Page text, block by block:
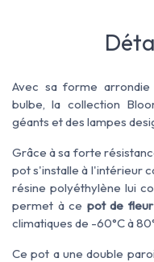
Avec sa forme
bulbe, la collection
géants et des lampes
Grâce à sa forte
pot s'installe à l'intérieur
résine polyéthylène lui
permet à ce pot de
climatiques de -60°C à
Ce pot a une double